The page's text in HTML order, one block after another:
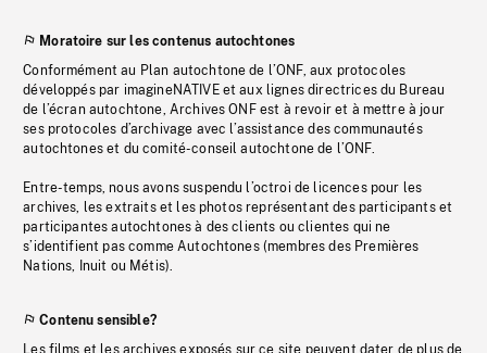
Moratoire sur les contenus autochtones
Conformément au Plan autochtone de l’ONF, aux protocoles
développés par imagineNATIVE et aux lignes directrices du Bureau
de l’écran autochtone, Archives ONF est à revoir et à mettre à jour
ses protocoles d’archivage avec l’assistance des communautés
autochtones et du comité-conseil autochtone de l’ONF.
Entre-temps, nous avons suspendu l’octroi de licences pour les
archives, les extraits et les photos représentant des participants et
participantes autochtones à des clients ou clientes qui ne
s’identifient pas comme Autochtones (membres des Premières
Nations, Inuit ou Métis).
Contenu sensible?
Les films et les archives exposés sur ce site peuvent dater de plus de